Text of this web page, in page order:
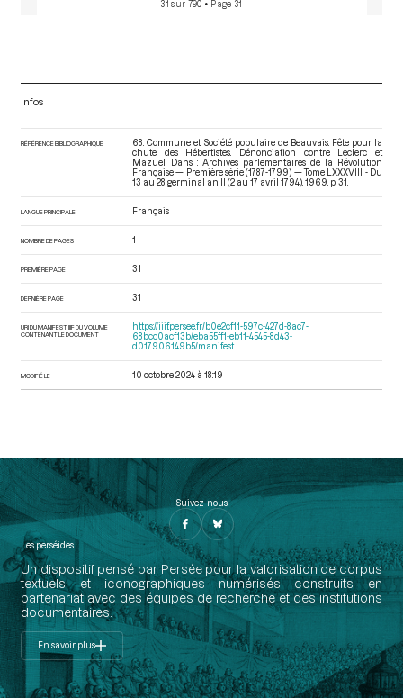
31 sur 790 • Page 31
Infos
RÉFÉRENCE BIBLIOGRAPHIQUE
68. Commune et Société populaire de Beauvais. Fête pour la
chute des Hébertistes. Dénonciation contre Leclerc et
Mazuel. Dans : Archives parlementaires de la Révolution
Française — Première série (1787-1799) — Tome LXXXVIII - Du
13 au 28 germinal an II (2 au 17 avril 1794) . 1969. p. 31.
LANGUE PRINCIPALE Français
NOMBRE DE PAGES 1
PREMIÈRE PAGE 31
DERNIÈRE PAGE 31
URI DU MANIFEST IIIF DU VOLUME
CONTENANT LE DOCUMENT
https://iiif.persee.fr/b0e2cf11-597c-427d-8ac7-
68bcc0acf13b/eba55ff1-eb11-4545-8d43-
d017906149b5/manifest
MODIFIÉ LE 10 octobre 2024 à 18:19
Suivez-nous
Les perséides
Un dispositif pensé par Persée pour la valorisation de corpus
textuels et iconographiques numérisés construits en
partenariat avec des équipes de recherche et des institutions
documentaires.
En savoir plus